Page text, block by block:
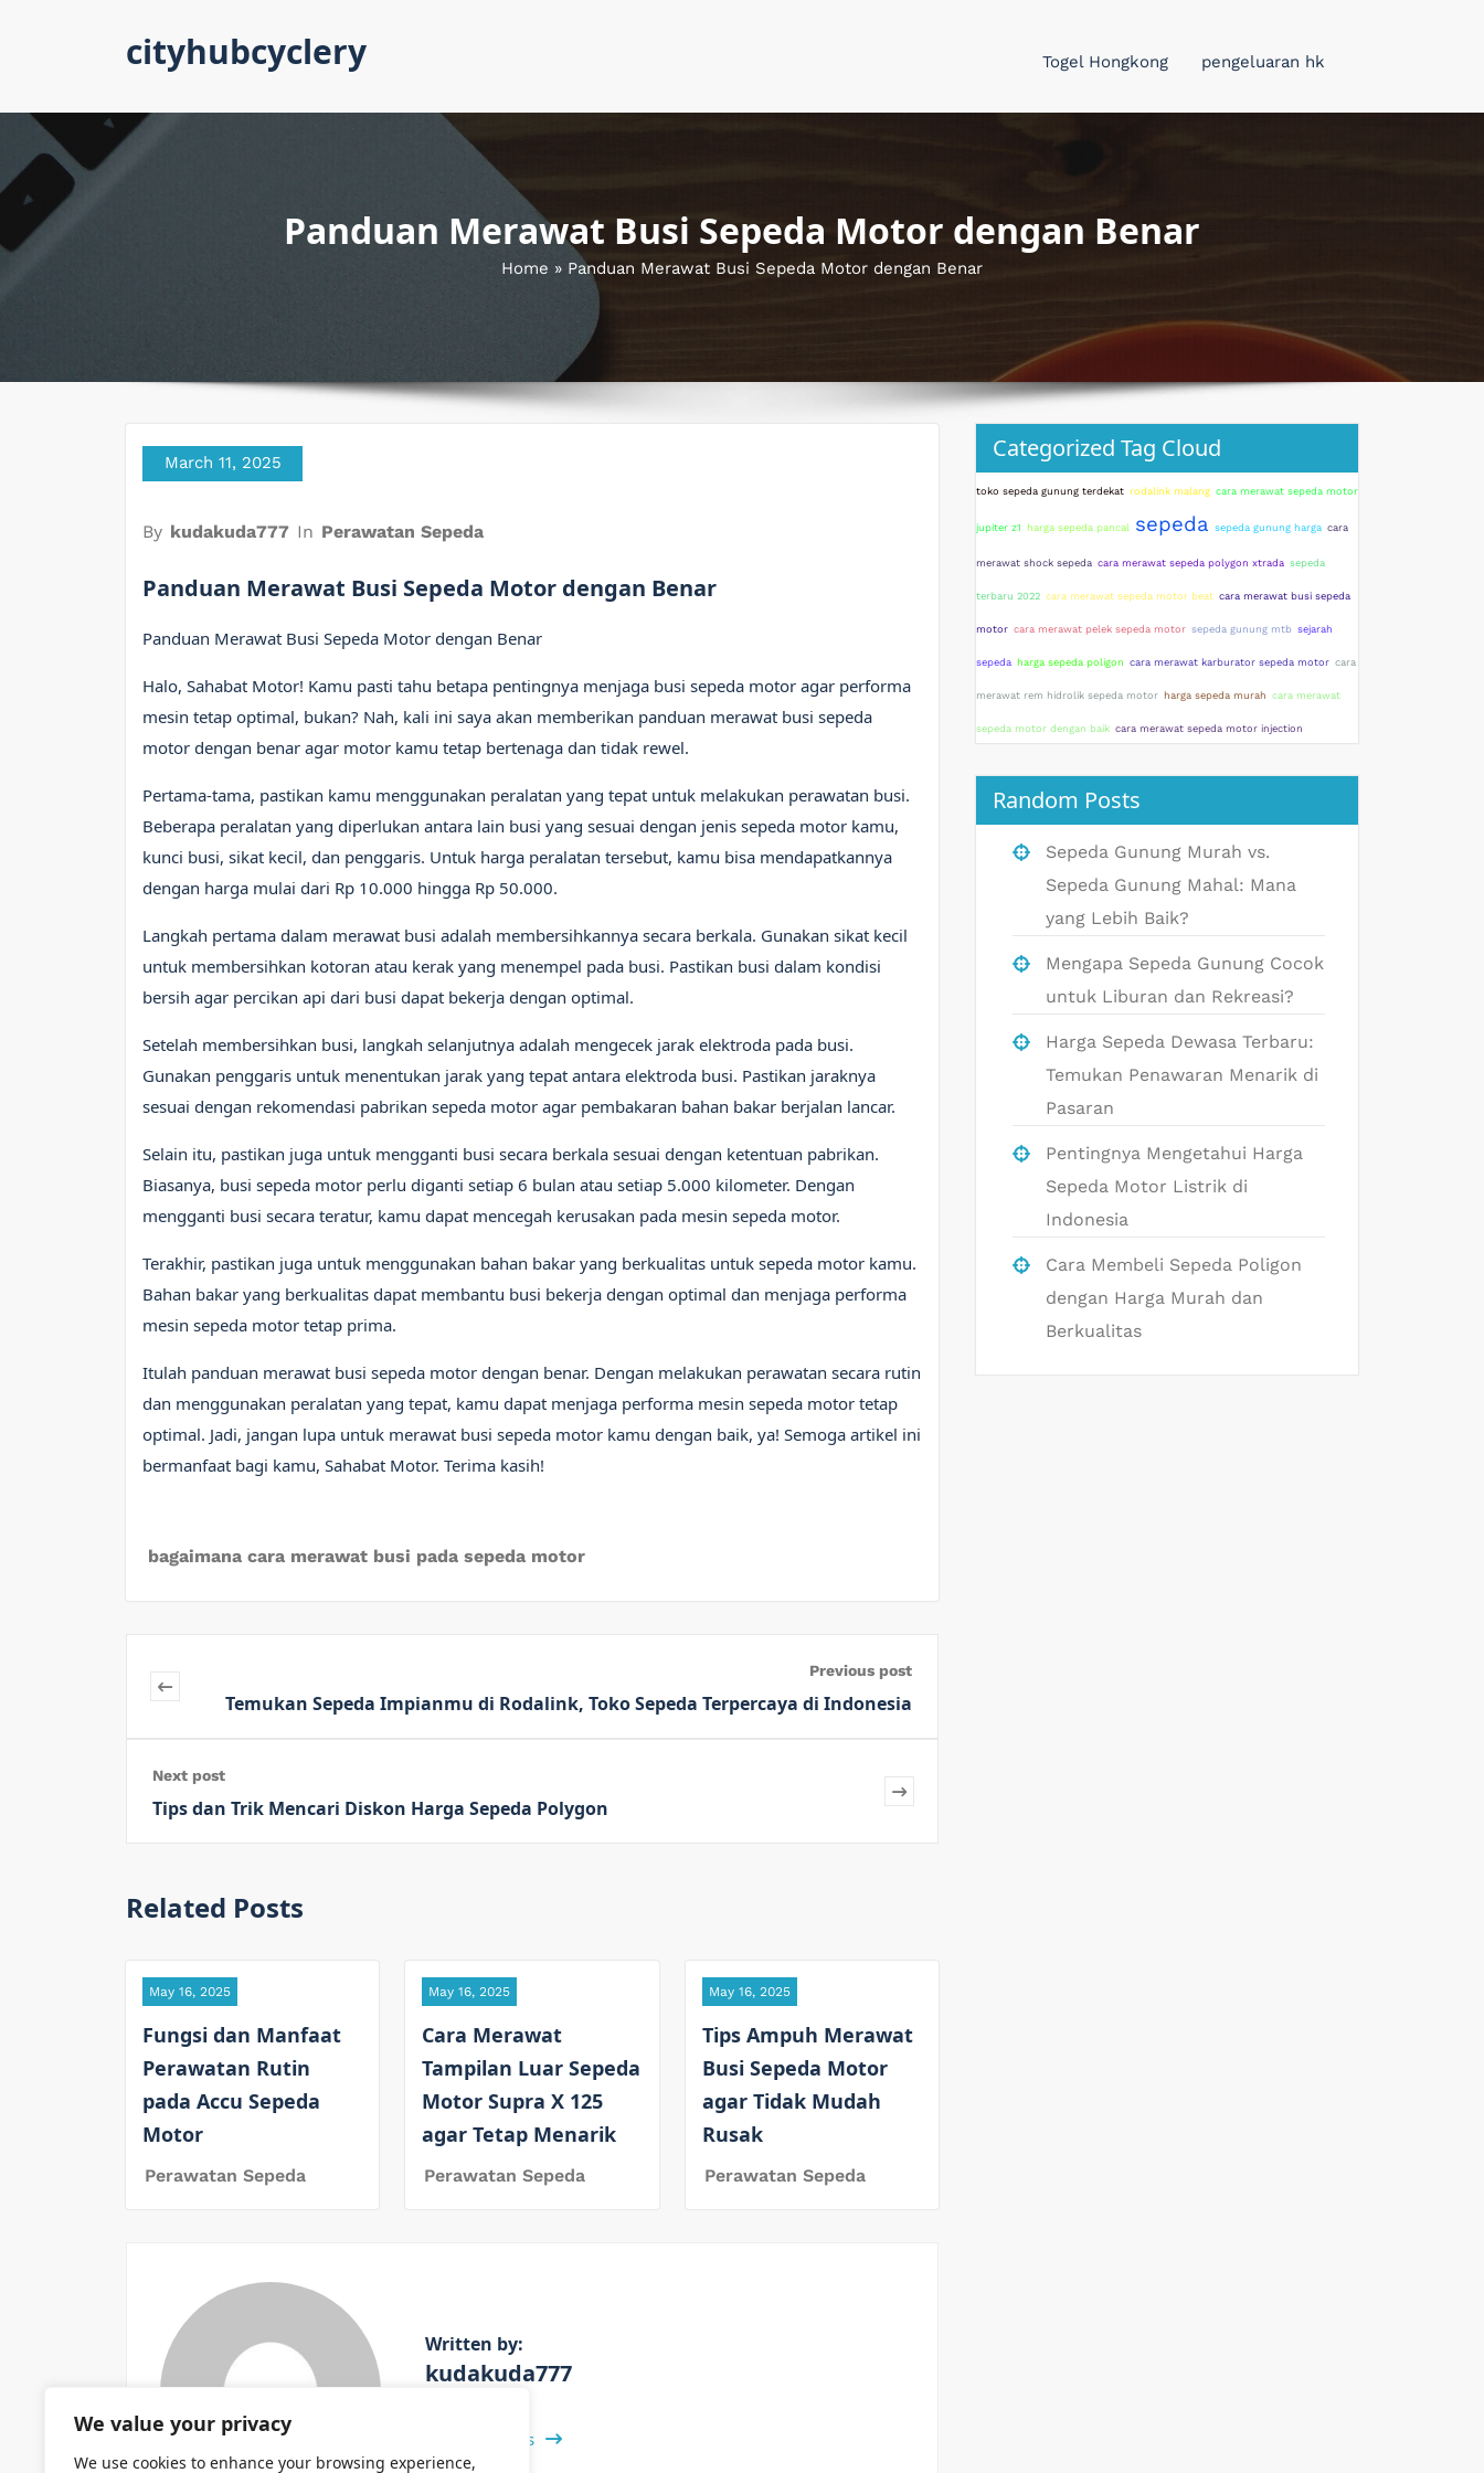
We value your privacy
We use cookies to enhance your browsing experience,
cityhubcyclery Togel Hongkong pengeluaran hk
Panduan Merawat Busi Sepeda Motor dengan Benar
Home » Panduan Merawat Busi Sepeda Motor dengan Benar
March 11, 2025
By kudakuda777 In Perawatan Sepeda
Panduan Merawat Busi Sepeda Motor dengan Benar
Panduan Merawat Busi Sepeda Motor dengan Benar
Halo, Sahabat Motor! Kamu pasti tahu betapa pentingnya menjaga busi sepeda motor agar performa
mesin tetap optimal, bukan? Nah, kali ini saya akan memberikan panduan merawat busi sepeda
motor dengan benar agar motor kamu tetap bertenaga dan tidak rewel.
Pertama-tama, pastikan kamu menggunakan peralatan yang tepat untuk melakukan perawatan busi.
Beberapa peralatan yang diperlukan antara lain busi yang sesuai dengan jenis sepeda motor kamu,
kunci busi, sikat kecil, dan penggaris. Untuk harga peralatan tersebut, kamu bisa mendapatkannya
dengan harga mulai dari Rp 10.000 hingga Rp 50.000.
Langkah pertama dalam merawat busi adalah membersihkannya secara berkala. Gunakan sikat kecil
untuk membersihkan kotoran atau kerak yang menempel pada busi. Pastikan busi dalam kondisi
bersih agar percikan api dari busi dapat bekerja dengan optimal.
Setelah membersihkan busi, langkah selanjutnya adalah mengecek jarak elektroda pada busi.
Gunakan penggaris untuk menentukan jarak yang tepat antara elektroda busi. Pastikan jaraknya
sesuai dengan rekomendasi pabrikan sepeda motor agar pembakaran bahan bakar berjalan lancar.
Selain itu, pastikan juga untuk mengganti busi secara berkala sesuai dengan ketentuan pabrikan.
Biasanya, busi sepeda motor perlu diganti setiap 6 bulan atau setiap 5.000 kilometer. Dengan
mengganti busi secara teratur, kamu dapat mencegah kerusakan pada mesin sepeda motor.
Terakhir, pastikan juga untuk menggunakan bahan bakar yang berkualitas untuk sepeda motor kamu.
Bahan bakar yang berkualitas dapat membantu busi bekerja dengan optimal dan menjaga performa
mesin sepeda motor tetap prima.
Itulah panduan merawat busi sepeda motor dengan benar. Dengan melakukan perawatan secara rutin
dan menggunakan peralatan yang tepat, kamu dapat menjaga performa mesin sepeda motor tetap
optimal. Jadi, jangan lupa untuk merawat busi sepeda motor kamu dengan baik, ya! Semoga artikel ini
bermanfaat bagi kamu, Sahabat Motor. Terima kasih!
bagaimana cara merawat busi pada sepeda motor
Previous post
Temukan Sepeda Impianmu di Rodalink, Toko Sepeda Terpercaya di Indonesia
Next post
Tips dan Trik Mencari Diskon Harga Sepeda Polygon
Related Posts
May 16, 2025
Fungsi dan Manfaat
Perawatan Rutin
pada Accu Sepeda
Motor
Perawatan Sepeda
May 16, 2025
Cara Merawat
Tampilan Luar Sepeda
Motor Supra X 125
agar Tetap Menarik
Perawatan Sepeda
May 16, 2025
Tips Ampuh Merawat
Busi Sepeda Motor
agar Tidak Mudah
Rusak
Perawatan Sepeda
Written by:
kudakuda777
View All Posts
Categorized Tag Cloud
toko sepeda gunung terdekat rodalink malang cara merawat sepeda motor
jupiter z1 harga sepeda pancal sepeda sepeda gunung harga cara
merawat shock sepeda cara merawat sepeda polygon xtrada sepeda
terbaru 2022 cara merawat sepeda motor beat cara merawat busi sepeda
motor cara merawat pelek sepeda motor sepeda gunung mtb sejarah
sepeda harga sepeda poligon cara merawat karburator sepeda motor cara
merawat rem hidrolik sepeda motor harga sepeda murah cara merawat
sepeda motor dengan baik cara merawat sepeda motor injection
Random Posts
Sepeda Gunung Murah vs.
Sepeda Gunung Mahal: Mana
yang Lebih Baik?
Mengapa Sepeda Gunung Cocok
untuk Liburan dan Rekreasi?
Harga Sepeda Dewasa Terbaru:
Temukan Penawaran Menarik di
Pasaran
Pentingnya Mengetahui Harga
Sepeda Motor Listrik di
Indonesia
Cara Membeli Sepeda Poligon
dengan Harga Murah dan
Berkualitas